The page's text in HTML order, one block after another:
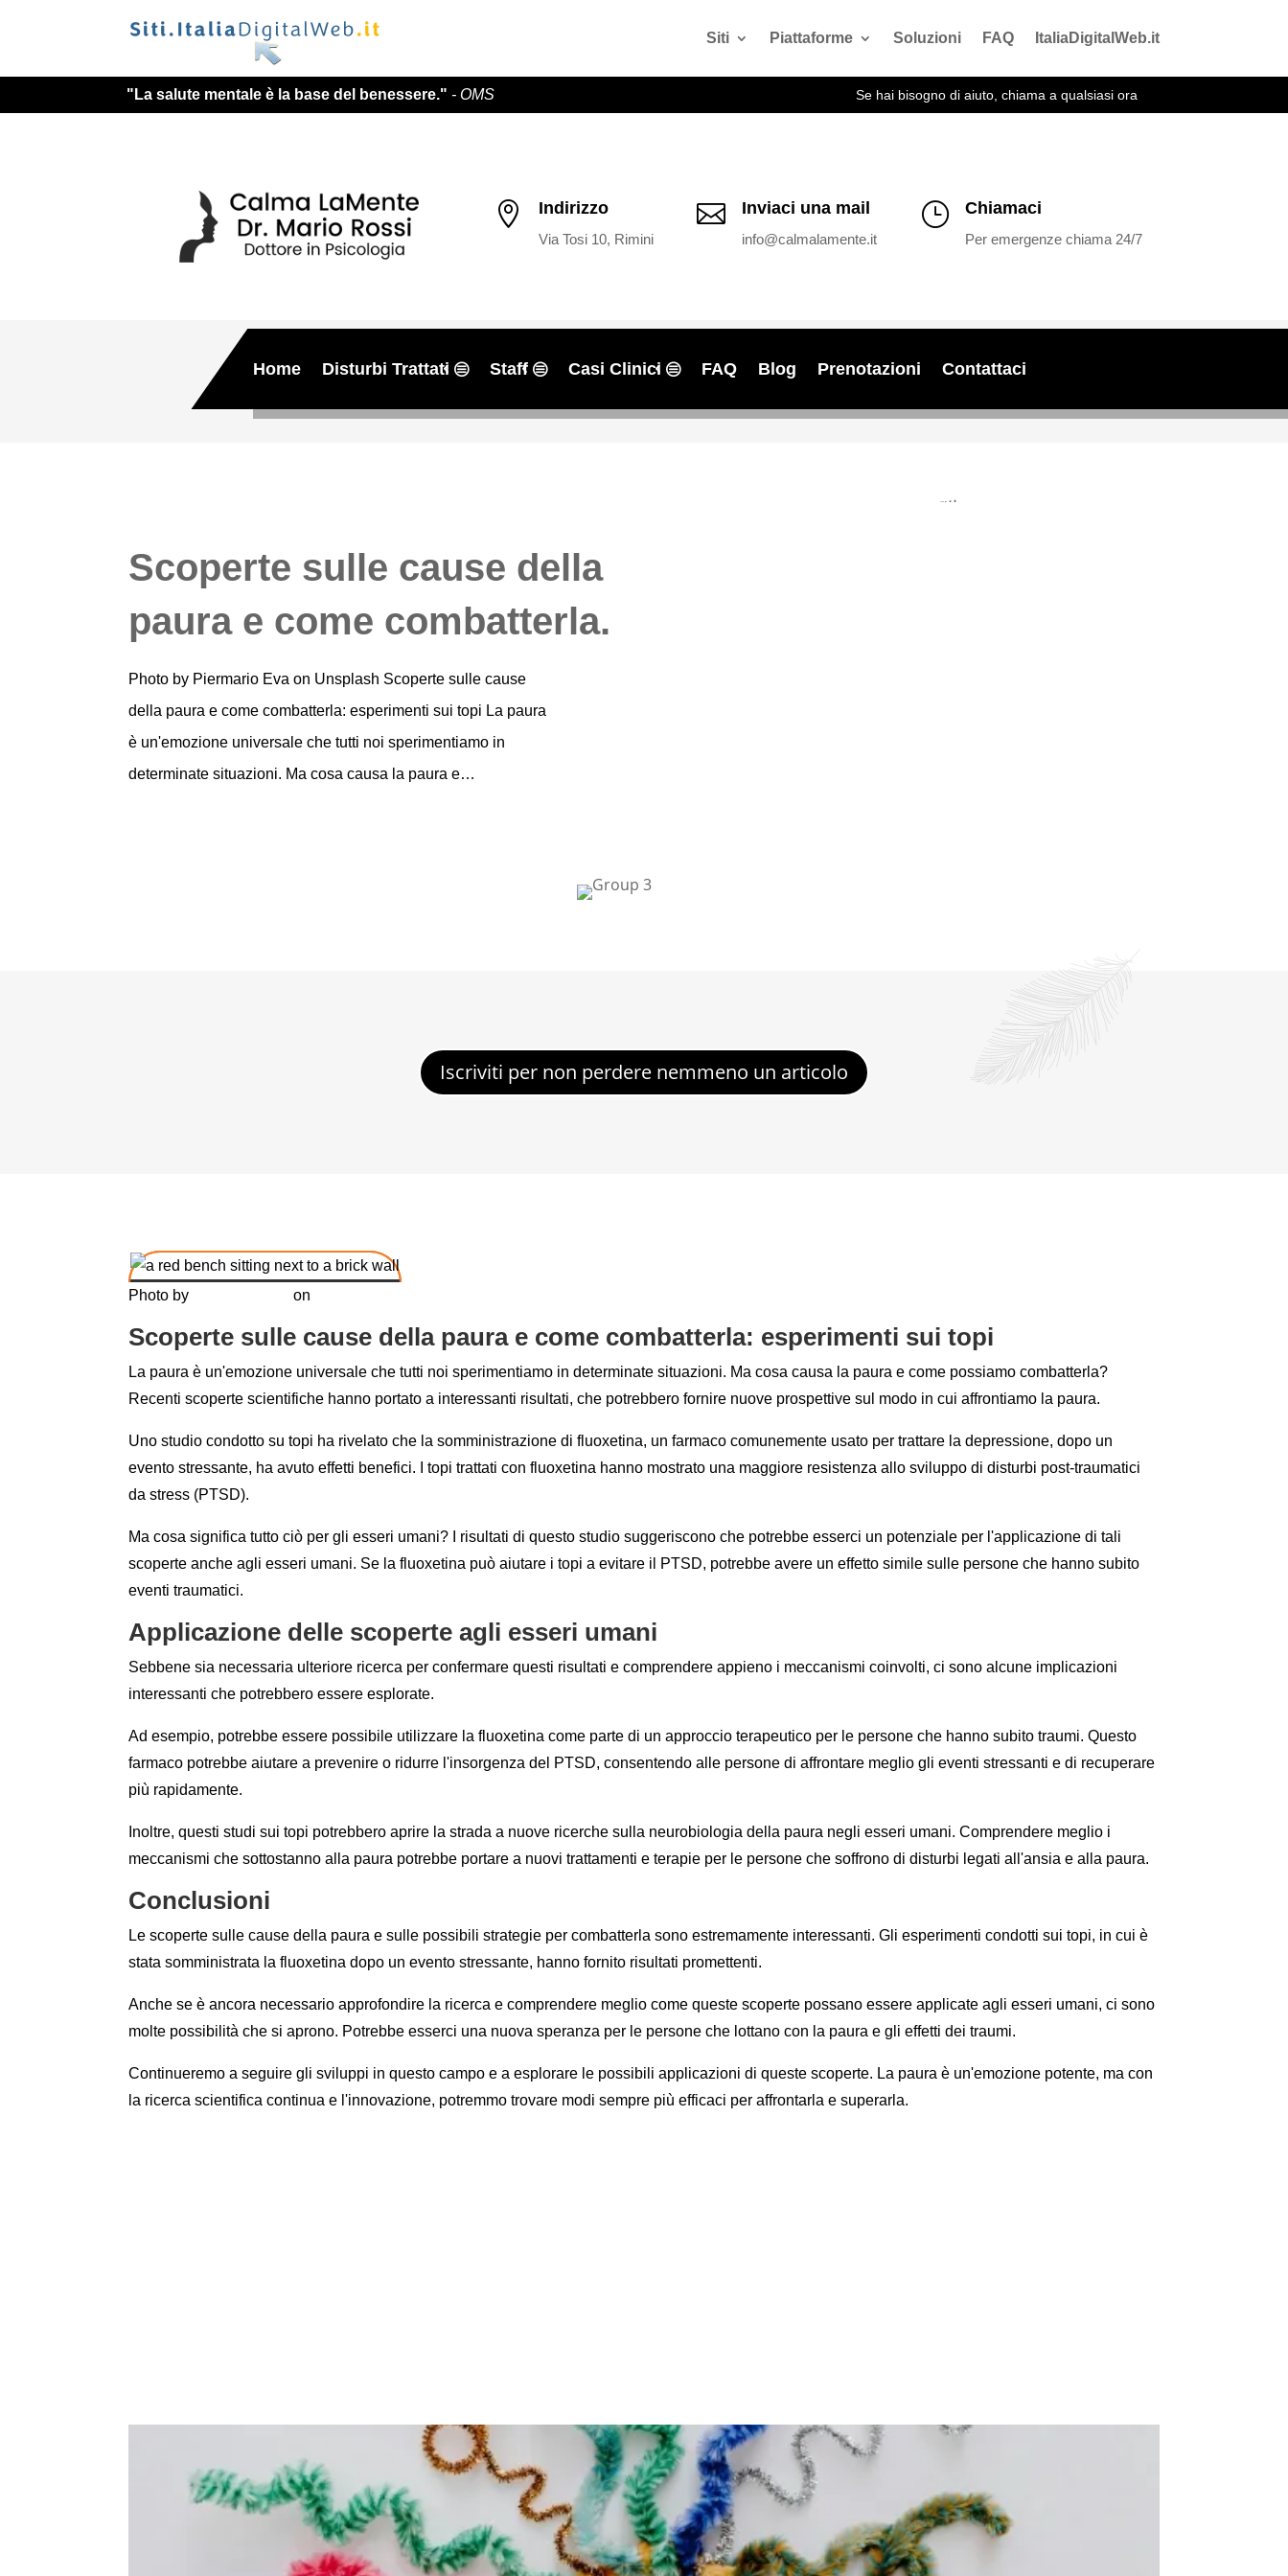
Siti Piattaforme Soluzioni FAQ ItaliaDigitalWeb.it
"La salute mentale è la base del benessere." - OMS Se hai bisogno di aiuto, chiama a qualsiasi ora
 Indirizzo
Via Tosi 10, Rimini
 Inviaci una mail
info@calmalamente.it
} Chiamaci
Per emergenze chiama 24/7
Home Disturbi Trattati Staff Casi Clinici FAQ Blog Prenotazioni Contattaci
Scoperte sulle cause della
paura e come combatterla.
Photo by Piermario Eva on Unsplash Scoperte sulle cause
della paura e come combatterla: esperimenti sui topi La paura
è un'emozione universale che tutti noi sperimentiamo in
determinate situazioni. Ma cosa causa la paura e…
Iscriviti per non perdere nemmeno un articolo
Photo by on
Scoperte sulle cause della paura e come combatterla: esperimenti sui topi
La paura è un'emozione universale che tutti noi sperimentiamo in determinate situazioni. Ma cosa causa la paura e come possiamo combatterla?
Recenti scoperte scientifiche hanno portato a interessanti risultati, che potrebbero fornire nuove prospettive sul modo in cui affrontiamo la paura.
Uno studio condotto su topi ha rivelato che la somministrazione di fluoxetina, un farmaco comunemente usato per trattare la depressione, dopo un
evento stressante, ha avuto effetti benefici. I topi trattati con fluoxetina hanno mostrato una maggiore resistenza allo sviluppo di disturbi post-traumatici
da stress (PTSD).
Ma cosa significa tutto ciò per gli esseri umani? I risultati di questo studio suggeriscono che potrebbe esserci un potenziale per l'applicazione di tali
scoperte anche agli esseri umani. Se la fluoxetina può aiutare i topi a evitare il PTSD, potrebbe avere un effetto simile sulle persone che hanno subito
eventi traumatici.
Applicazione delle scoperte agli esseri umani
Sebbene sia necessaria ulteriore ricerca per confermare questi risultati e comprendere appieno i meccanismi coinvolti, ci sono alcune implicazioni
interessanti che potrebbero essere esplorate.
Ad esempio, potrebbe essere possibile utilizzare la fluoxetina come parte di un approccio terapeutico per le persone che hanno subito traumi. Questo
farmaco potrebbe aiutare a prevenire o ridurre l'insorgenza del PTSD, consentendo alle persone di affrontare meglio gli eventi stressanti e di recuperare
più rapidamente.
Inoltre, questi studi sui topi potrebbero aprire la strada a nuove ricerche sulla neurobiologia della paura negli esseri umani. Comprendere meglio i
meccanismi che sottostanno alla paura potrebbe portare a nuovi trattamenti e terapie per le persone che soffrono di disturbi legati all'ansia e alla paura.
Conclusioni
Le scoperte sulle cause della paura e sulle possibili strategie per combatterla sono estremamente interessanti. Gli esperimenti condotti sui topi, in cui è
stata somministrata la fluoxetina dopo un evento stressante, hanno fornito risultati promettenti.
Anche se è ancora necessario approfondire la ricerca e comprendere meglio come queste scoperte possano essere applicate agli esseri umani, ci sono
molte possibilità che si aprono. Potrebbe esserci una nuova speranza per le persone che lottano con la paura e gli effetti dei traumi.
Continueremo a seguire gli sviluppi in questo campo e a esplorare le possibili applicazioni di queste scoperte. La paura è un'emozione potente, ma con
la ricerca scientifica continua e l'innovazione, potremmo trovare modi sempre più efficaci per affrontarla e superarla.